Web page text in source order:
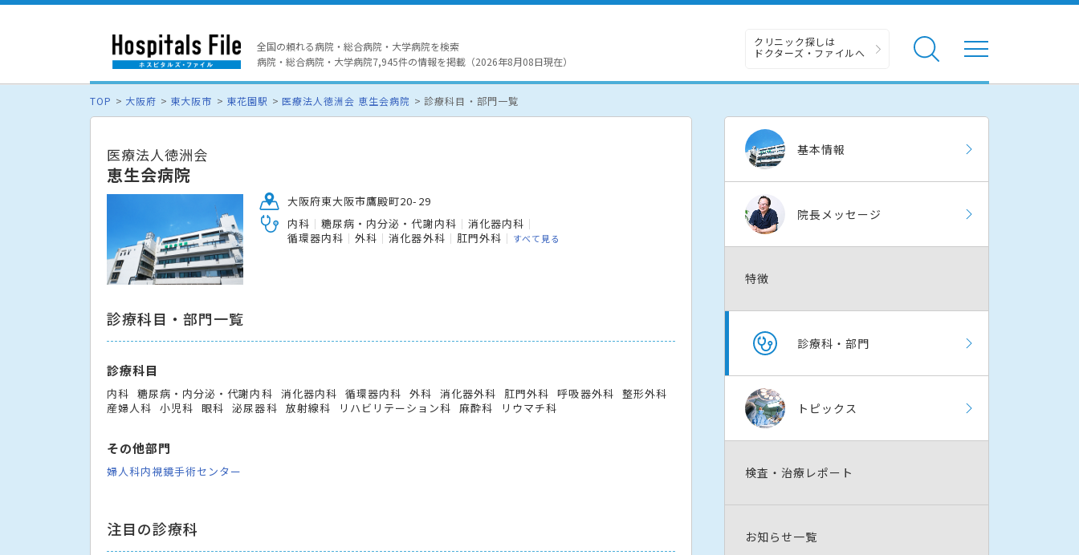
全国の頼れる病院・総合病院・大学病院を検索
病院・総合病院・大学病院7,945件の情報を掲載（2026年8月08日現在）
クリニック探しは
ドクターズ・ファイルへ
TOP 大阪府 東大阪市 東花園駅 医療法人徳洲会 恵生会病院 診療科目・部門一覧
医療法人徳洲会
恵生会病院
大阪府東大阪市鷹殿町20-29
内科
糖尿病・内分泌・代謝内科
消化器内科
循環器内科
外科 消化器外科 肛門外科 すべて見る
診療科目・部門一覧
診療科目
内科 糖尿病・内分泌・代謝内科 消化器内科 循環器内科 外科 消化器外科 肛門外科 呼吸器外科 整形外科
産婦人科 小児科 眼科 泌尿器科 放射線科 リハビリテーション科 麻酔科 リウマチ科
その他部門
婦人科内視鏡手術センター
注目の診療科
基本情報
院長メッセージ
特徴
診療科・部門
トピックス
検査・治療レポート
お知らせ一覧